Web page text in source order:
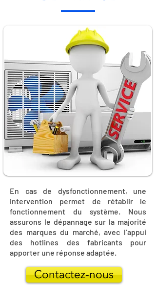
En cas de dysfonctionnement, une
intervention permet de rétablir le
fonctionnement du système. Nous
assurons le dépannage sur la majorité
des marques du marché, avec l’appui
des hotlines des fabricants pour
apporter une réponse adaptée.
Contactez-nous